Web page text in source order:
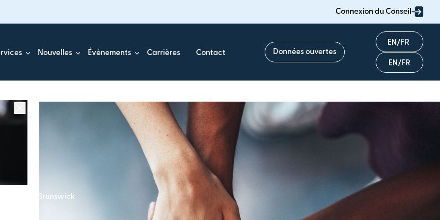
Connexion du Conseil
Nouvelles Évènements Carrières Contact Données ouvertes
English
Français
Nouveau-Brunswick